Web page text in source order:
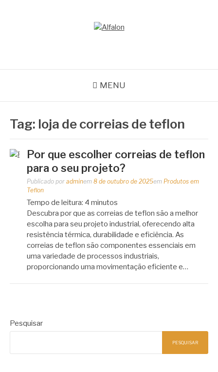
MENU
Tag: loja de correias de teflon
Por que escolher correias de teflon
para o seu projeto?
Publicado por adminem 8 de outubro de 2025em Produtos em
Teflon
Tempo de leitura: 4 minutos
Descubra por que as correias de teflon são a melhor
escolha para seu projeto industrial, oferecendo alta
resistência térmica, durabilidade e eficiência. As
correias de teflon são componentes essenciais em
uma variedade de processos industriais,
proporcionando uma movimentação eficiente e…
Pesquisar
PESQUISAR